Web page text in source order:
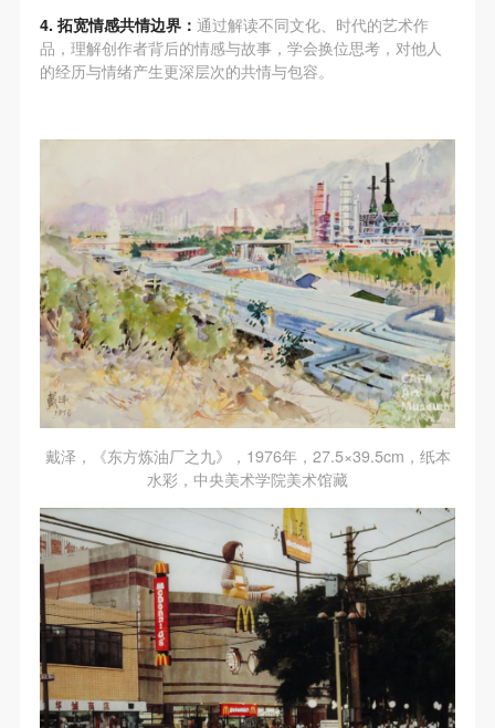
4. 拓宽情感共情边界： 通过解读不同文化、时代的艺术作
品，理解创作者背后的情感与故事，学会换位思考，对他人
的经历与情绪产生更深层次的共情与包容。
戴泽，《东方炼油厂之九》，1976年，27.5×39.5cm，纸本
水彩，中央美术学院美术馆藏
任和经济责任。
第六条
及到的绘画工具、创作材料及配套设备、设施，若参
与者因个人原因在使用相应绘画工具、创作材料及配
套设备、设施造成个人受伤、伤害他人及造成相应工
具、材料、设备或设施的故障或损坏。参与活动者应
当承当相应的全部责任，并主动赔偿相应的经济损
失。活动中任何非事故当事人及美术馆将不承担人身
事故的任何责任。
中央美术学院美术馆肖像权许可使用协议
根据《中华人民共和国广告法》、《中华人民共和国
民法通则》以及 最高人民法院关于贯彻执行 《中华
人民共和国民法通则》若干问题的意见（试行）>的
有关规定，为明确肖像许可方（甲方）和使用方（乙
方）的权利义务关系，经双方友好协商，甲乙双方就
带有甲方肖像的作品的使用达成如下一致协议：
一、 一般约定
（1）、甲方为本协议中的肖像权人，自愿将自己的
肖像权许可乙方作符合本协议约定和法律规定的用
途。
（2）、乙方中央美术学院美术馆是一所具有标志
任和经济责任。
第六条
及到的绘画工具、创作材料及配套设备、设施，若参
与者因个人原因在使用相应绘画工具、创作材料及配
套设备、设施造成个人受伤、伤害他人及造成相应工
具、材料、设备或设施的故障或损坏。参与活动者应
当承当相应的全部责任，并主动赔偿相应的经济损
失。活动中任何非事故当事人及美术馆将不承担人身
事故的任何责任。
中央美术学院美术馆肖像权许可使用协议
根据《中华人民共和国广告法》、《中华人民共和国
民法通则》以及 最高人民法院关于贯彻执行 《中华
人民共和国民法通则》若干问题的意见（试行）>的
有关规定，为明确肖像许可方（甲方）和使用方（乙
方）的权利义务关系，经双方友好协商，甲乙双方就
带有甲方肖像的作品的使用达成如下一致协议：
一、 一般约定
（1）、甲方为本协议中的肖像权人，自愿将自己的
肖像权许可乙方作符合本协议约定和法律规定的用
途。
（2）、乙方中央美术学院美术馆是一所具有标志
任和经济责任。
第六条
及到的绘画工具、创作材料及配套设备、设施，若参
与者因个人原因在使用相应绘画工具、创作材料及配
套设备、设施造成个人受伤、伤害他人及造成相应工
具、材料、设备或设施的故障或损坏。参与活动者应
当承当相应的全部责任，并主动赔偿相应的经济损
失。活动中任何非事故当事人及美术馆将不承担人身
事故的任何责任。
中央美术学院美术馆肖像权许可使用协议
根据《中华人民共和国广告法》、《中华人民共和国
民法通则》以及 最高人民法院关于贯彻执行 《中华
人民共和国民法通则》若干问题的意见（试行）>的
有关规定，为明确肖像许可方（甲方）和使用方（乙
方）的权利义务关系，经双方友好协商，甲乙双方就
带有甲方肖像的作品的使用达成如下一致协议：
一、 一般约定
（1）、甲方为本协议中的肖像权人，自愿将自己的
肖像权许可乙方作符合本协议约定和法律规定的用
途。
（2）、乙方中央美术学院美术馆是一所具有标志